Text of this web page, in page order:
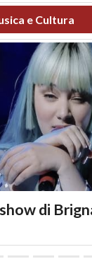
e Cultura
di